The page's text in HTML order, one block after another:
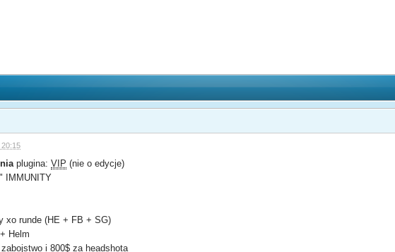
plugina:VIP (nie o edycje)
IMMUNITY
xo runde (HE + FB + SG)
Helm
i 800$ za headshota